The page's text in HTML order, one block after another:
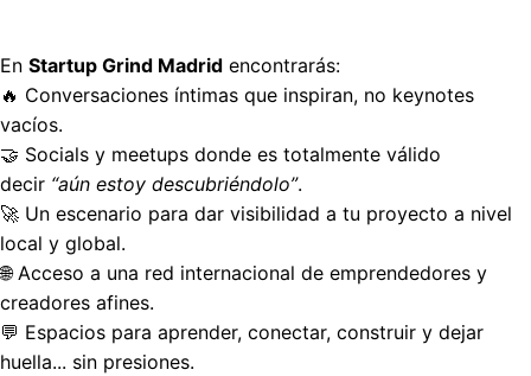
En Startup Grind Madrid encontrarás:
🔥 Conversaciones íntimas que inspiran, no keynotes
vacíos.
🤝 Socials y meetups donde es totalmente válido
decir “aún estoy descubriéndolo”.
🚀 Un escenario para dar visibilidad a tu proyecto a nivel
local y global.
🌐 Acceso a una red internacional de emprendedores y
creadores afines.
💬 Espacios para aprender, conectar, construir y dejar
huella... sin presiones.